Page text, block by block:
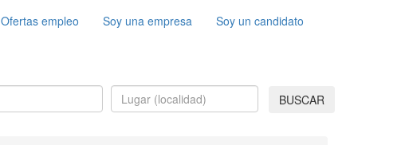
Ofertas empleo Soy una empresa Soy un candidato
BUSCAR